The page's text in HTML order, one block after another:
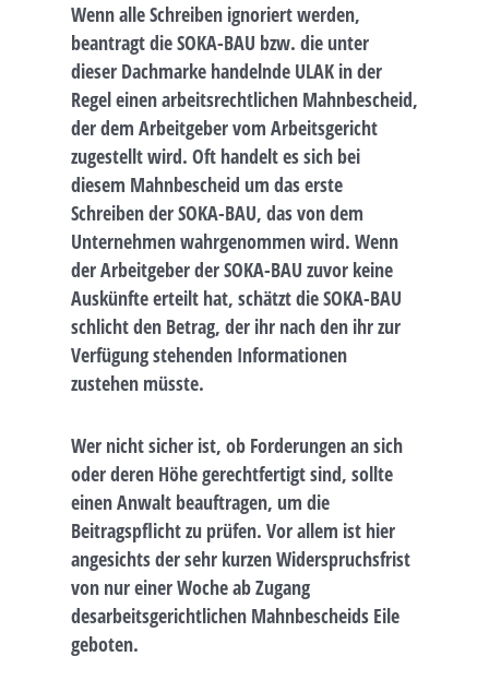
Wenn alle Schreiben ignoriert werden,
beantragt die SOKA-BAU bzw. die unter
dieser Dachmarke handelnde ULAK in der
Regel einen arbeitsrechtlichen Mahnbescheid,
der dem Arbeitgeber vom Arbeitsgericht
zugestellt wird. Oft handelt es sich bei
diesem Mahnbescheid um das erste
Schreiben der SOKA-BAU, das von dem
Unternehmen wahrgenommen wird. Wenn
der Arbeitgeber der SOKA-BAU zuvor keine
Auskünfte erteilt hat, schätzt die SOKA-BAU
schlicht den Betrag, der ihr nach den ihr zur
Verfügung stehenden Informationen
zustehen müsste.
Wer nicht sicher ist, ob Forderungen an sich
oder deren Höhe gerechtfertigt sind, sollte
einen Anwalt beauftragen, um die
Beitragspflicht zu prüfen. Vor allem ist hier
angesichts der sehr kurzen Widerspruchsfrist
von nur einer Woche ab Zugang
desarbeitsgerichtlichen Mahnbescheids Eile
geboten.